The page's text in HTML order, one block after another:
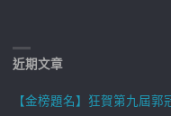
近期文章
【金榜題名】狂賀第九屆